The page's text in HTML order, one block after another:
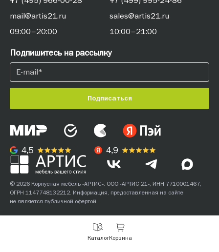
КаталогКорзина
mail@artis21.ru
09:00–20:00
sales@artis21.ru
10:00–21:00
Подпишитесь на рассылку
Подписаться
© 2026 Корпусная мебель «АРТИС». ООО «АРТИС 21», ИНН 7710001467,
ОГРН 1147748132212. Информация, предоставленная на сайте
не является публичной офертой.